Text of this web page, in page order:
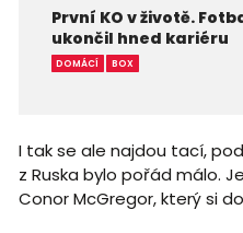
První KO v životě.
ukončil hned kariéru
DOMÁCÍ BOX
I tak se ale najdou tací,
z Ruska bylo pořád málo.
Conor McGregor, který si